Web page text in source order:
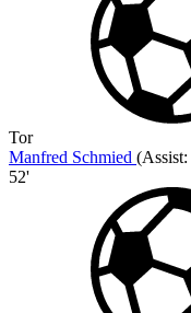
Tor
Manfred Schmied (Assist:
52'